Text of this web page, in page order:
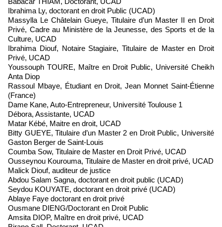
Ibrahima Ly, doctorant en droit Public (UCAD)
Massylla Le Châtelain Gueye, Titulaire d’un Master II en Droit
Privé, Cadre au Ministère de la Jeunesse, des Sports et de la
Culture, UCAD
Ibrahima Diouf, Notaire Stagiaire, Titulaire de Master en Droit
Privé, UCAD
Youssouph TOURE, Maître en Droit Public, Université Cheikh
Anta Diop
Rassoul Mbaye, Étudiant en Droit, Jean Monnet Saint-Étienne
(France)
Dame Kane, Auto-Entrepreneur, Université Toulouse 1
Débora, Assistante, UCAD
Matar Kébé, Maitre en droit, UCAD
Bitty GUEYE, Titulaire d’un Master 2 en Droit Public, Université
Gaston Berger de Saint-Louis
Coumba Sow, Titulaire de Master en Droit Privé, UCAD
Ousseynou Kourouma, Titulaire de Master en droit privé, UCAD
Malick Diouf, auditeur de justice
Abdou Salam Sagna, doctorant en droit public (UCAD)
Seydou KOUYATE, doctorant en droit privé (UCAD)
Ablaye Faye doctorant en droit privé
Ousmane DIENG/Doctorant en Droit Public
Amsita DIOP, Maître en droit privé, UCAD